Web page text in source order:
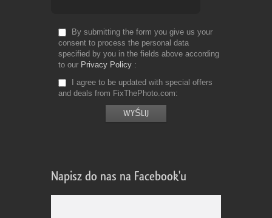
By submitting the form you give us your
consent to process the personal data
specified by you in the fields above according
to our Privacy Policy
I agree to be updated with special offers
and deals from FixThePhoto.com
Napisz do nas na Facebook'u